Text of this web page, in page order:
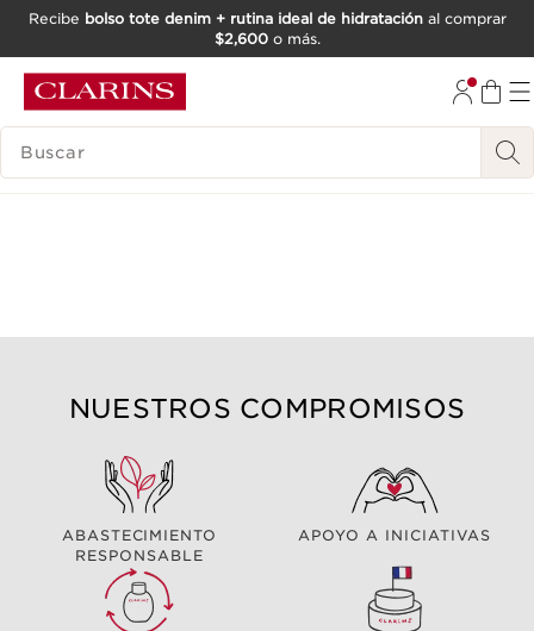
IR AL PIE DE PÁGINA
Recibe bolso tote denim + rutina ideal de hidrataciónal comprar
$2,600o más.
BUSCAR
NUESTROS COMPROMISOS
ABASTECIMIENTO
RESPONSABLE
APOYO A INICIATIVAS